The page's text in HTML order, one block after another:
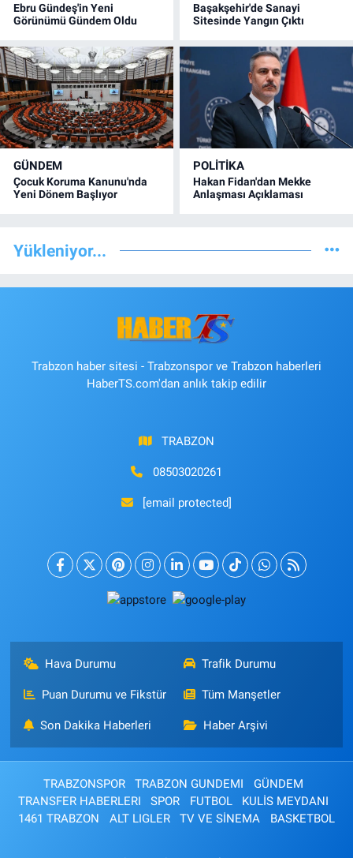
Ebru Gündeş'in Yeni
Görünümü Gündem Oldu
Başakşehir'de Sanayi
Sitesinde Yangın Çıktı
GÜNDEM
Çocuk Koruma Kanunu'nda
Yeni Dönem Başlıyor
POLİTİKA
Hakan Fidan'dan Mekke
Anlaşması Açıklaması
Yükleniyor...
Trabzon haber sitesi - Trabzonspor ve Trabzon haberleri
HaberTS.com'dan anlık takip edilir
TRABZON
08503020261
[email protected]
Hava Durumu Trafik Durumu
Puan Durumu ve Fikstür Tüm Manşetler
Son Dakika Haberleri Haber Arşivi
TRABZONSPOR TRABZON GUNDEMI
GÜNDEM
TRANSFER HABERLERI
SPOR FUTBOL
KULİS MEYDANI
1461 TRABZON
ALT LIGLER TV VE SİNEMA BASKETBOL